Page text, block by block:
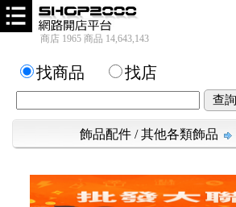
商店 1965 商品 14,643,143
找商品 找店
飾品配件 /其他各類飾品